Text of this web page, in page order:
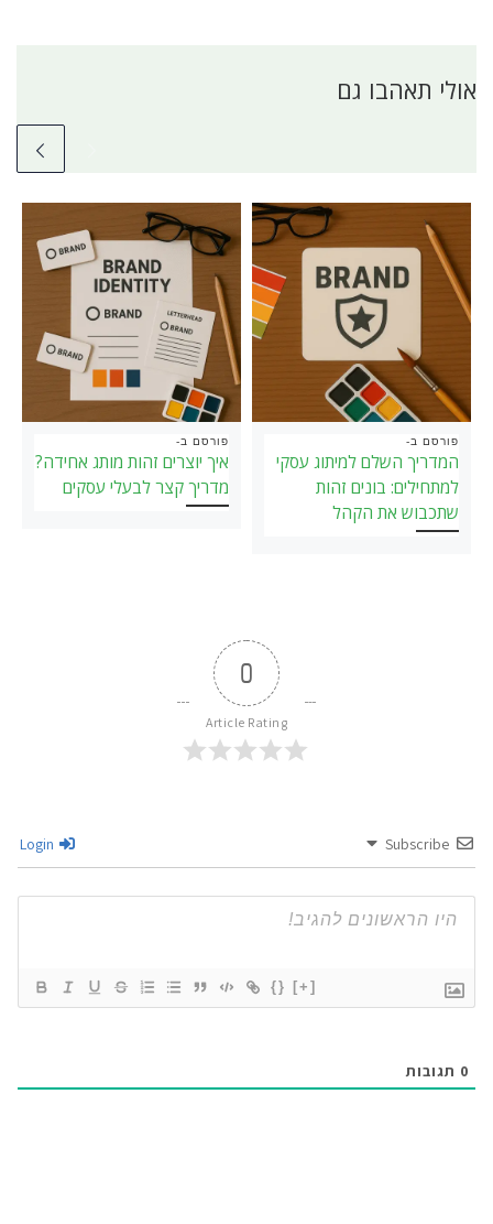
אולי תאהבו גם
פורסם ב-
איך יוצרים זהות מותג אחידה?
מדריך קצר לבעלי עסקים
פורסם ב-
המדריך השלם למיתוג עסקי
למתחילים: בונים זהות
שתכבוש את הקהל
0
Article Rating
Subscribe
{} [+]
0 תגובות